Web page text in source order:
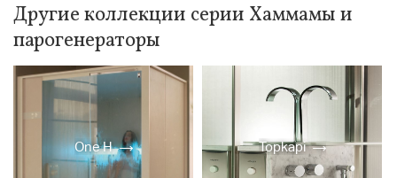
Другие коллекции серии Хаммамы и
парогенераторы
One H Topkapi